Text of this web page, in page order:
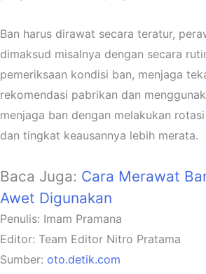
Ban harus dirawat secara teratur,
dimaksud misalnya dengan secara
pemeriksaan kondisi ban, menjaga
rekomendasi pabrikan dan
menjaga ban dengan melakukan
dan tingkat keausannya lebih merata.
Baca Juga: Cara Merawat
Awet Digunakan
Penulis: Imam Pramana
Editor: Team Editor Nitro Pratama
Sumber: oto.detik.com